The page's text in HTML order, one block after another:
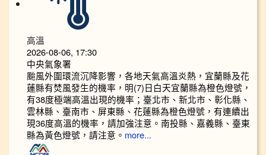
高溫
2026-08-06, 17:30
中央氣象署
颱風外圍環流沉降影響，各地天氣高溫炎熱，宜蘭縣及花
蓮縣有焚風發生的機率，明(7)日白天宜蘭縣為橙色燈號，
有38度極端高溫出現的機率；臺北市、新北市、彰化縣、
雲林縣、臺南市、屏東縣、花蓮縣為橙色燈號，有連續出
現36度高溫的機率，請加強注意。南投縣、嘉義縣、臺東
縣為黃色燈號，請注意。 more...